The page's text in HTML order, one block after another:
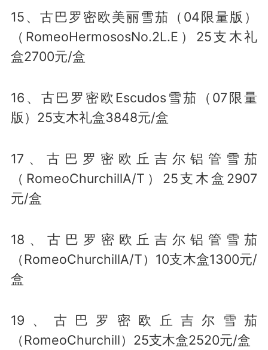
15、古巴罗密欧美丽雪茄（04限量版）
（RomeoHermososNo.2L.E）25支木礼
盒2700元/盒
16、古巴罗密欧Escudos雪茄（07限量
版）25支木礼盒3848元/盒
17、古巴罗密欧丘吉尔铝管雪茄
（RomeoChurchillA/T）25支木盒2907
元/盒
18、古巴罗密欧丘吉尔铝管雪茄
（RomeoChurchillA/T）10支木盒1300元/
盒
19、古巴罗密欧丘吉尔雪茄
（RomeoChurchill）25支木盒2520元/盒